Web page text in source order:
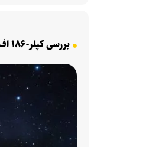
بررسی کپلر-۱۸۶ اف؛ در جست‌و‌جوی زمینی دیگر